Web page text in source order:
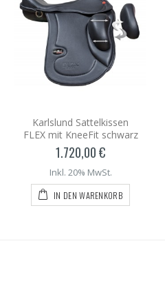
Karlslund Sattelkissen
FLEX mit KneeFit schwarz
1.720,00 €
Inkl. 20% MwSt.
IN DEN WARENKORB